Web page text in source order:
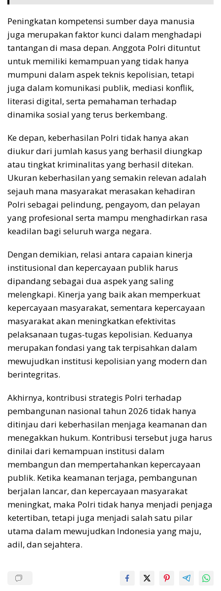
Peningkatan kompetensi sumber daya manusia
juga merupakan faktor kunci dalam menghadapi
tantangan di masa depan. Anggota Polri dituntut
untuk memiliki kemampuan yang tidak hanya
mumpuni dalam aspek teknis kepolisian, tetapi
juga dalam komunikasi publik, mediasi konflik,
literasi digital, serta pemahaman terhadap
dinamika sosial yang terus berkembang.
Ke depan, keberhasilan Polri tidak hanya akan
diukur dari jumlah kasus yang berhasil diungkap
atau tingkat kriminalitas yang berhasil ditekan.
Ukuran keberhasilan yang semakin relevan adalah
sejauh mana masyarakat merasakan kehadiran
Polri sebagai pelindung, pengayom, dan pelayan
yang profesional serta mampu menghadirkan rasa
keadilan bagi seluruh warga negara.
Dengan demikian, relasi antara capaian kinerja
institusional dan kepercayaan publik harus
dipandang sebagai dua aspek yang saling
melengkapi. Kinerja yang baik akan memperkuat
kepercayaan masyarakat, sementara kepercayaan
masyarakat akan meningkatkan efektivitas
pelaksanaan tugas-tugas kepolisian. Keduanya
merupakan fondasi yang tak terpisahkan dalam
mewujudkan institusi kepolisian yang modern dan
berintegritas.
Akhirnya, kontribusi strategis Polri terhadap
pembangunan nasional tahun 2026 tidak hanya
ditinjau dari keberhasilan menjaga keamanan dan
menegakkan hukum. Kontribusi tersebut juga harus
dinilai dari kemampuan institusi dalam
membangun dan mempertahankan kepercayaan
publik. Ketika keamanan terjaga, pembangunan
berjalan lancar, dan kepercayaan masyarakat
meningkat, maka Polri tidak hanya menjadi penjaga
ketertiban, tetapi juga menjadi salah satu pilar
utama dalam mewujudkan Indonesia yang maju,
adil, dan sejahtera.